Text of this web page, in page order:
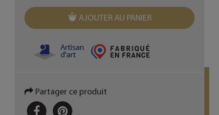
AJOUTER AU PANIER
Partager ce produit
PARTAGERPINTEREST